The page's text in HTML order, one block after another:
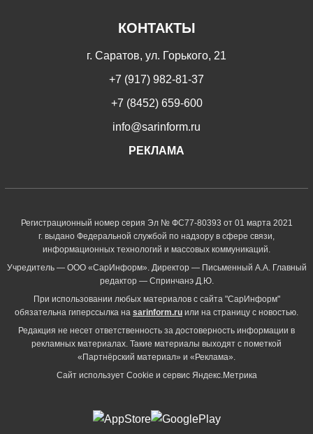
КОНТАКТЫ
г. Саратов, ул. Горького, 21
+7 (917) 982-81-37
+7 (8452) 659-600
info@sarinform.ru
РЕКЛАМА
Регистрационный номер серия Эл № ФС77-80393 от 01 марта 2021
г. выдано Федеральной службой по надзору в сфере связи,
информационных технологий и массовых коммуникаций.
Учредитель — ООО «СарИнформ». Директор — Письменный А.А. Главный
редактор — Спринчанэ Д.Ю.
При использовании любых материалов с сайта "СарИнформ"
обязательна гиперссылка на sarinform.ru или на страницу с новостью.
Редакция не несет ответственность за достоверность информации в
рекламных материалах. Такие материалы выходят с пометкой
«Партнёрский материал» и «Реклама».
Сайт использует Cookie и сервиc Яндекс.Метрика